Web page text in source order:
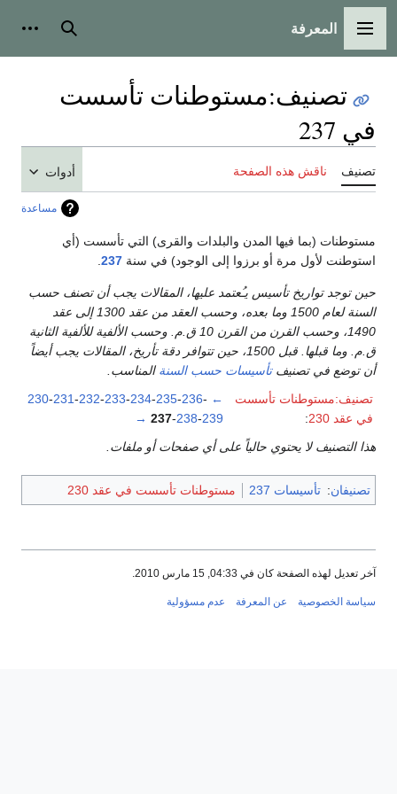
القائمة الرئيسية
المعرفة بحث
تصنيف:مستوطنات تأسست
في 237
تصنيف ناقش هذه الصفحة أدوات
مساعدة
مستوطنات (بما فيها المدن والبلدات والقرى) التي تأسست (أي
استوطنت لأول مرة أو برزوا إلى الوجود) في سنة 237
حين توجد تواريخ تأسيس يـُعتمد عليها، المقالات يجب أن تصنف حسب
السنة لعام 1500 وما بعده، وحسب العقد من عقد 1300 إلى عقد
1490، وحسب القرن من القرن 10 ق.م. وحسب الألفية للألفية الثانية
ق.م. وما قبلها. قبل 1500، حين تتوافر دقة تأريخ، المقالات يجب أيضاً
أن توضع في تصنيفتأسيسات حسب السنة المناسب.
تصنيف:مستوطنات تأسست
في عقد 230
:
←
230-231-232-233-234-235-236-
237-238-239
→
هذا التصنيف لا يحتوي حالياً على أي صفحات أو ملفات.
تصنيفان: تأسيسات 237 مستوطنات تأسست في عقد 230
آخر تعديل لهذه الصفحة كان في 04:33, 15 مارس 2010.
سياسة الخصوصية عن المعرفة عدم مسؤولية